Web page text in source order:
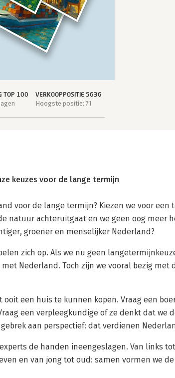
TOP 100
VERKOOPPOSITIE 5636
Hoogste positie: 71
keuzes voor de lange termijn
voor de lange termijn? Kiezen we voor een
natuur achteruitgaat en we geen oog meer
groener en menselijker Nederland?
zich op. Als we nu geen
Nederland. Toch zijn we vooral bezig met
ooit een huis te kunnen kopen. Vraag een
een verpleegkundige of ze denkt dat we
aan perspectief: dat verdienen
de handen ineengeslagen. Van links
en van jong tot oud: samen vormen we